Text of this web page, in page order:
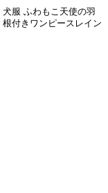
犬服 ふわもこ天使の羽
根付きワンピースレイン